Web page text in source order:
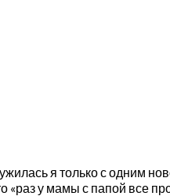
я только с одним
«раз у мамы с папой все